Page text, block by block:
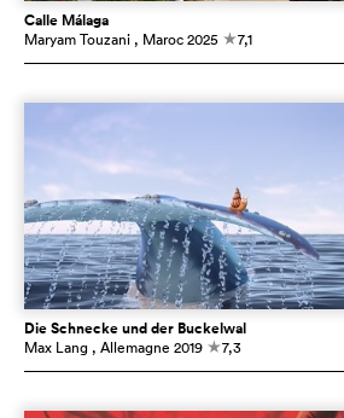
Calle Málaga
Maryam Touzani , Maroc2025 c7,1
Die Schnecke und der Buckelwal
Max Lang , Allemagne 2019 c7,3